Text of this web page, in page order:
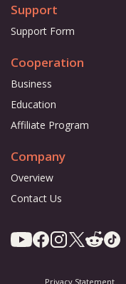
Support
Support Form
Cooperation
Business
Education
Affiliate Program
Company
Overview
Contact Us
Privacy Statement